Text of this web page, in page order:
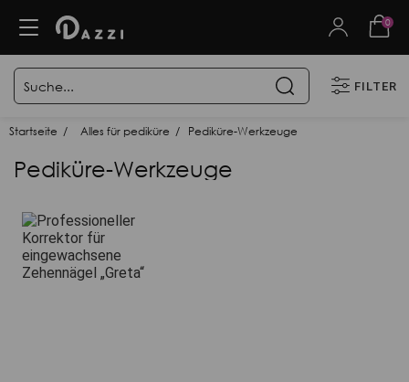
0
FILTER
Startseite Alles für pediküre Pediküre-Werkzeuge
Pediküre-Werkzeuge